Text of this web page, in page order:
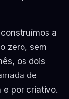
a
zero, sem
os dois
de
e por criativo.